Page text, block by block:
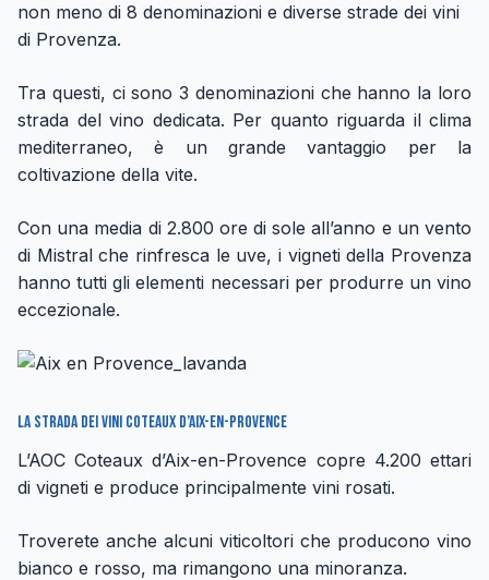
non meno di 8 denominazioni e diverse strade dei vini
di Provenza.
Tra questi, ci sono 3 denominazioni che hanno la loro
strada del vino dedicata. Per quanto riguarda il clima
mediterraneo, è un grande vantaggio per la
coltivazione della vite.
Con una media di 2.800 ore di sole all’anno e un vento
di Mistral che rinfresca le uve, i vigneti della Provenza
hanno tutti gli elementi necessari per produrre un vino
eccezionale.
La Strada dei vini Coteaux d’Aix-en-Provence
L’AOC Coteaux d’Aix-en-Provence copre 4.200 ettari
di vigneti e produce principalmente vini rosati.
Troverete anche alcuni viticoltori che producono vino
bianco e rosso, ma rimangono una minoranza.